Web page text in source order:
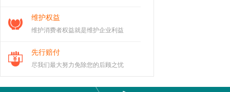
非常适合年轻人节奏的旅游团，景区都是自
己玩，无忧
元积分
维护权益
维护消费者权益就是维护企业利益
先行赔付
尽我们最大努力免除您的后顾之忧